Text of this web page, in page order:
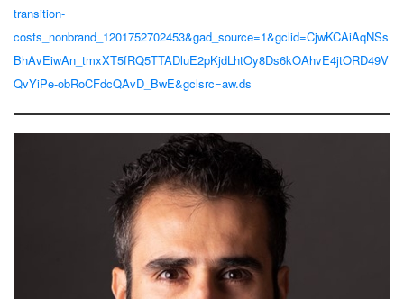
transition-
costs_nonbrand_1201752702453&gad_source=1&gclid=CjwKCAiAqNSs
BhAvEiwAn_tmxXT5fRQ5TTADluE2pKjdLhtOy8Ds6kOAhvE4jtORD49V
QvYiPe-obRoCFdcQAvD_BwE&gclsrc=aw.ds